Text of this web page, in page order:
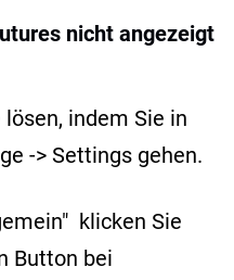
nicht angezeigt
indem Sie in
-> Settings gehen.
klicken Sie
Button bei